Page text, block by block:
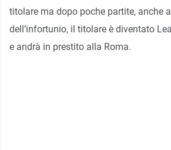
titolare ma dopo poche partite, anche
dell’infortunio, il titolare è diventato
e andrà in prestito alla Roma.